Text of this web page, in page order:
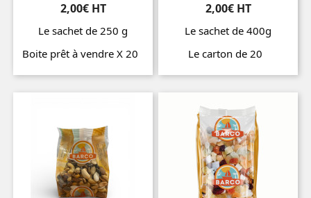
2,00€ HT
Le sachet de 250 g
Boite prêt à vendre X 20
Prix
2,00€ HT
Le sachet de 400g
Le carton de 20
Prix